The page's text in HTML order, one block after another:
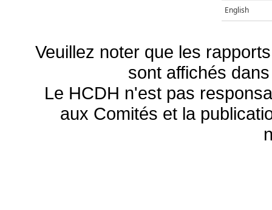
English
Veuillez noter que les
sont affichés
Le HCDH n'est pas
aux Comités et la